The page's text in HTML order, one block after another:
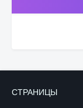
СТРАНИЦЫ